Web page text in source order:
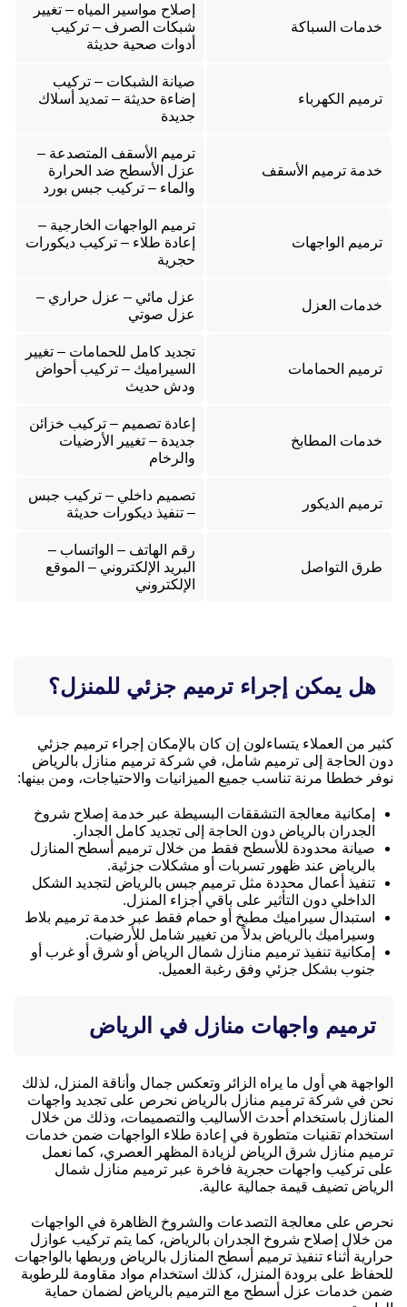
خدمات السباكة
إصلاح مواسير المياه – تغيير
شبكات الصرف – تركيب
أدوات صحية حديثة
ترميم الكهرباء
صيانة الشبكات – تركيب
إضاءة حديثة – تمديد أسلاك
جديدة
خدمة ترميم الأسقف
ترميم الأسقف المتصدعة –
عزل الأسطح ضد الحرارة
والماء – تركيب جبس بورد
ترميم الواجهات
ترميم الواجهات الخارجية –
إعادة طلاء – تركيب ديكورات
حجرية
خدمات العزل
عزل مائي – عزل حراري –
عزل صوتي
ترميم الحمامات
تجديد كامل للحمامات – تغيير
السيراميك – تركيب أحواض
ودش حديث
خدمات المطابخ
إعادة تصميم – تركيب خزائن
جديدة – تغيير الأرضيات
والرخام
ترميم الديكور
تصميم داخلي – تركيب جبس
– تنفيذ ديكورات حديثة
طرق التواصل
رقم الهاتف – الواتساب –
البريد الإلكتروني – الموقع
الإلكتروني
هل يمكن إجراء ترميم جزئي للمنزل؟
كثير من العملاء يتساءلون إن كان بالإمكان إجراء ترميم جزئي
دون الحاجة إلى ترميم شامل، في شركة ترميم منازل بالرياض
نوفر خططا مرنة تناسب جميع الميزانيات والاحتياجات، ومن بينها:
إمكانية معالجة التشققات البسيطة عبر خدمة إصلاح شروخ
الجدران بالرياض دون الحاجة إلى تجديد كامل الجدار.
صيانة محدودة للأسطح فقط من خلال ترميم أسطح المنازل
بالرياض عند ظهور تسربات أو مشكلات جزئية.
تنفيذ أعمال محددة مثل ترميم جبس بالرياض لتجديد الشكل
الداخلي دون التأثير على باقي أجزاء المنزل.
استبدال سيراميك مطبخ أو حمام فقط عبر خدمة ترميم بلاط
وسيراميك بالرياض بدلاً من تغيير شامل للأرضيات.
إمكانية تنفيذ ترميم منازل شمال الرياض أو شرق أو غرب أو
جنوب بشكل جزئي وفق رغبة العميل.
ترميم واجهات منازل في الرياض
الواجهة هي أول ما يراه الزائر وتعكس جمال وأناقة المنزل، لذلك
نحن في شركة ترميم منازل بالرياض نحرص على تجديد واجهات
المنازل باستخدام أحدث الأساليب والتصميمات، وذلك من خلال
استخدام تقنيات متطورة في إعادة طلاء الواجهات ضمن خدمات
ترميم منازل شرق الرياض لزيادة المظهر العصري، كما نعمل
على تركيب واجهات حجرية فاخرة عبر ترميم منازل شمال
الرياض تضيف قيمة جمالية عالية.
نحرص على معالجة التصدعات والشروخ الظاهرة في الواجهات
من خلال إصلاح شروخ الجدران بالرياض، كما يتم تركيب عوازل
حرارية أثناء تنفيذ ترميم أسطح المنازل بالرياض وربطها بالواجهات
للحفاظ على برودة المنزل، كذلك استخدام مواد مقاومة للرطوبة
ضمن خدمات عزل أسطح مع الترميم بالرياض لضمان حماية